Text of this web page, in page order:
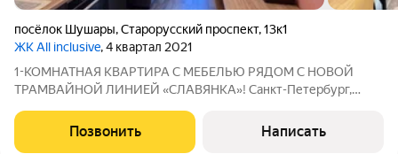
посёлок Шушары,Старорусский проспект,13к1
ЖК All inclusive, 4 квартал 2021
1-КОМНАТНАЯ КВАРТИРА С МЕБЕЛЬЮ РЯДОМ С НОВОЙ
ТРАМВАЙНОЙ ЛИНИЕЙ «СЛАВЯНКА»! Санкт-Петербург,
Предлагается уютная однокомнатная квартира площадью 32,6
м, расположенная на комфортном 4-м этаже.
Позвонить Написать